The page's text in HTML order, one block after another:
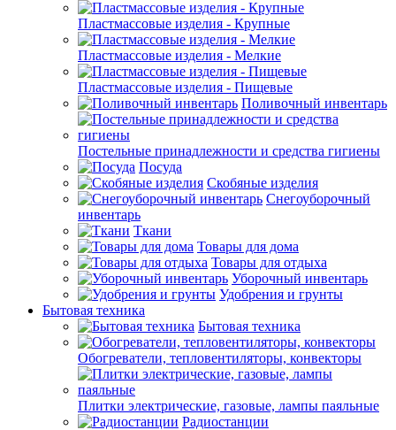
Пластмассовые изделия - Крупные
Пластмассовые изделия - Мелкие
Пластмассовые изделия - Пищевые
Поливочный инвентарь
Постельные принадлежности и средства гигиены
Посуда
Скобяные изделия
Снегоуборочный
инвентарь
Ткани
Товары для дома
Товары для отдыха
Уборочный инвентарь
Удобрения и грунты
Бытовая техника
Бытовая техника
Обогреватели, тепловентиляторы, конвекторы
Плитки электрические, газовые, лампы паяльные
Радиостанции